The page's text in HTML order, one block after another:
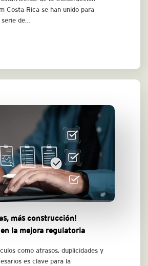
Costa Rica se han unido para
de…
más construcción!
la mejora regulatoria
como atrasos, duplicidades y
es clave para la